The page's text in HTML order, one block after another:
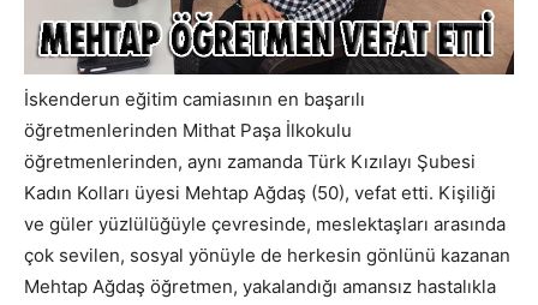
İskenderun eğitim camiasının en başarılı
öğretmenlerinden Mithat Paşa İlkokulu
öğretmenlerinden, aynı zamanda Türk Kızılayı Şubesi
Kadın Kolları üyesi Mehtap Ağdaş (50), vefat etti. Kişiliği
ve güler yüzlülüğüyle çevresinde, meslektaşları arasında
çok sevilen, sosyal yönüyle de herkesin gönlünü kazanan
Mehtap Ağdaş öğretmen, yakalandığı amansız hastalıkla